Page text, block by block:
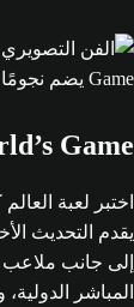
Game
إلى جانب ملاعب
المباشر